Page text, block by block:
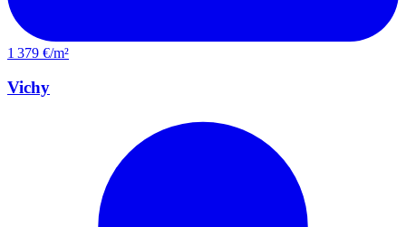
1 379 €/m²
Vichy